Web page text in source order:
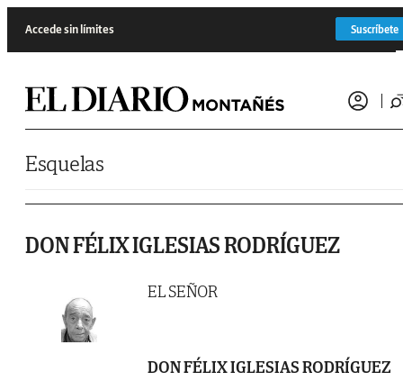
Accede sin límites Suscríbete
Esquelas
DON FÉLIX IGLESIAS RODRÍGUEZ
EL SEÑOR
DON FÉLIX IGLESIAS RODRÍGUEZ